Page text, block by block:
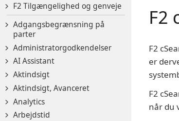
F2 Tilgængelighed og genveje
Adgangsbegrænsning på
parter
Administratorgodkendelser
AI Assistant
Aktindsigt
Aktindsigt, Avanceret
Analytics
Arbejdstid
F2
F2
er
F2
når du